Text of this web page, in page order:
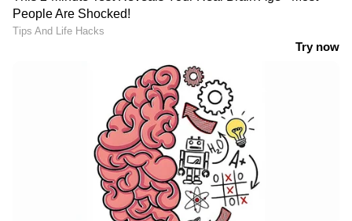
5. മൊബൈല്‍ ഇന്‍ഷുറന്‍സ്
ക്രെഡിറ്റ് കാര്‍ഡ് ഉപയോഗിച്ച് വാങ്ങുന്ന
മൊബൈല്‍ ഫോണിന് കേടുപാടുകള്‍
സംഭവിക്കുകയോ മോഷണം പോവുകയോ